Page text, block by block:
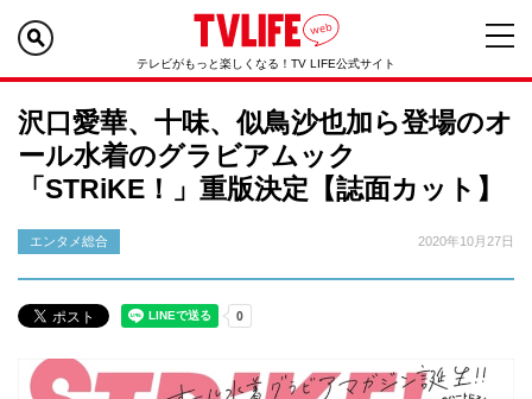
テレビがもっと楽しくなる！TV LIFE公式サイト
沢口愛華、十味、似鳥沙也加ら登場のオ
ール水着のグラビアムック
「STRiKE！」重版決定【誌面カット】
エンタメ総合 2020年10月27日